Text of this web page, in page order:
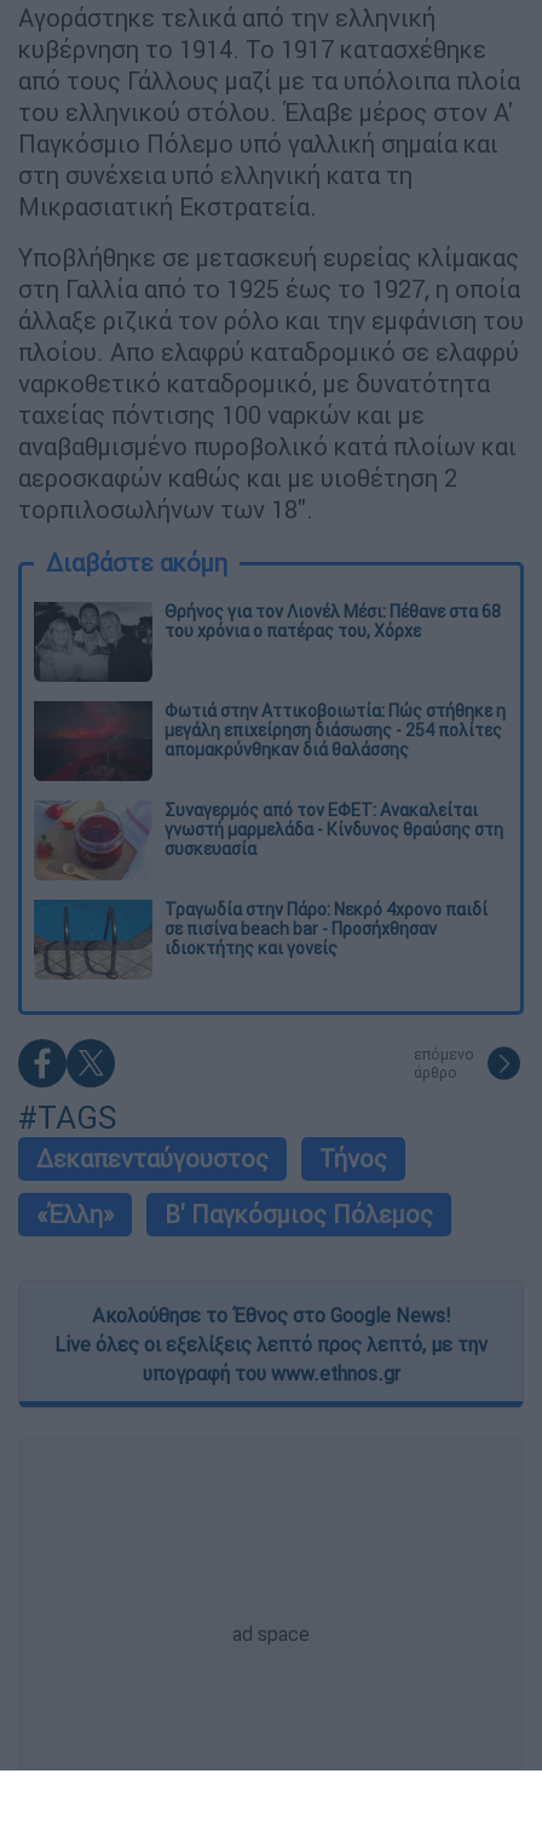
Αγοράστηκε τελικά από την ελληνική
κυβέρνηση το 1914. Το 1917 κατασχέθηκε
από τους Γάλλους μαζί με τα υπόλοιπα πλοία
του ελληνικού στόλου. Έλαβε μέρος στον Α'
Παγκόσμιο Πόλεμο υπό γαλλική σημαία και
στη συνέχεια υπό ελληνική κατα τη
Μικρασιατική Εκστρατεία.
Υποβλήθηκε σε μετασκευή ευρείας κλίμακας
στη Γαλλία από το 1925 έως το 1927, η οποία
άλλαξε ριζικά τον ρόλο και την εμφάνιση του
πλοίου. Απο ελαφρύ καταδρομικό σε ελαφρύ
ναρκοθετικό καταδρομικό, με δυνατότητα
ταχείας πόντισης 100 ναρκών και με
αναβαθμισμένο πυροβολικό κατά πλοίων και
αεροσκαφών καθώς και με υιοθέτηση 2
τορπιλοσωλήνων των 18''.
Διαβάστε ακόμη
Θρήνος για τον Λιονέλ Μέσι: Πέθανε στα 68
του χρόνια ο πατέρας του, Χόρχε
Φωτιά στην Αττικοβοιωτία: Πώς στήθηκε η
μεγάλη επιχείρηση διάσωσης - 254 πολίτες
απομακρύνθηκαν διά θαλάσσης
Συναγερμός από τον ΕΦΕΤ: Ανακαλείται
γνωστή μαρμελάδα - Κίνδυνος θραύσης στη
συσκευασία
Τραγωδία στην Πάρο: Νεκρό 4χρονο παιδί
σε πισίνα beach bar - Προσήχθησαν
ιδιοκτήτης και γονείς
επόμενο
άρθρο
#TAGS
Δεκαπενταύγουστος
Τήνος
«Έλλη»
Β' Παγκόσμιος Πόλεμος
Ακολούθησε το Έθνος στο Google News!
Live όλες οι εξελίξεις λεπτό προς λεπτό, με την
υπογραφή του www.ethnos.gr